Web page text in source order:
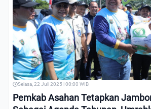
Selasa, 22 Juli 2025 | 00:00 WIB
Pemkab Asahan Tetapkan